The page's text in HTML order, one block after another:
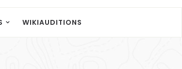
WIKIAUDITIONS